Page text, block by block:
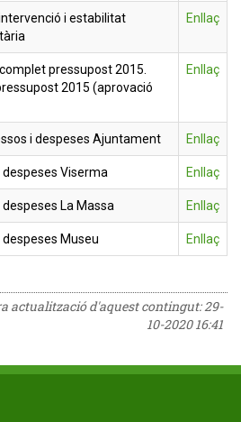
i estabilitat
Enllaç
pressupost 2015.
2015 (aprovació
Enllaç
i despeses Ajuntament Enllaç
despeses Viserma Enllaç
despeses La Massa Enllaç
despeses Museu Enllaç
actualització d'aquest contingut:29-
10-2020 16:41